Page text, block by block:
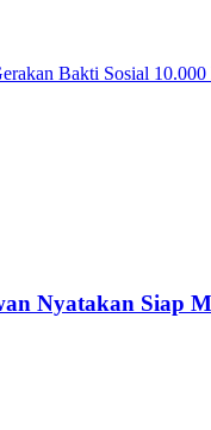
Bakti Sosial 10.000
Nyatakan Siap